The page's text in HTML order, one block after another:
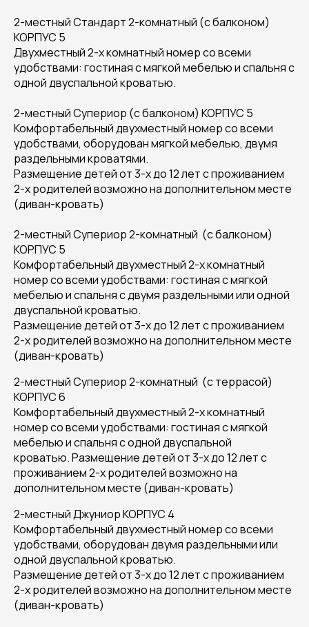
2-местный Стандарт 2-комнатный (с балконом)
КОРПУС 5
Двухместный 2-х комнатный номер со всеми
удобствами: гостиная с мягкой мебелью и спальня с
одной двуспальной кроватью.
2-местный Супериор (с балконом) КОРПУС 5
Комфортабельный двухместный номер со всеми
удобствами, оборудован мягкой мебелью, двумя
раздельными кроватями.
Размещение детей от 3-х до 12 лет с проживанием
2-х родителей возможно на дополнительном месте
(диван-кровать)
2-местный Супериор 2-комнатный (с балконом)
КОРПУС 5
Комфортабельный двухместный 2-х комнатный
номер со всеми удобствами: гостиная с мягкой
мебелью и спальня с двумя раздельными или одной
двуспальной кроватью.
Размещение детей от 3-х до 12 лет с проживанием
2-х родителей возможно на дополнительном месте
(диван-кровать)
2-местный Супериор 2-комнатный (с террасой)
КОРПУС 6
Комфортабельный двухместный 2-х комнатный
номер со всеми удобствами: гостиная с мягкой
мебелью и спальня c одной двуспальной
кроватью. Размещение детей от 3-х до 12 лет с
проживанием 2-х родителей возможно на
дополнительном месте (диван-кровать)
2-местный Джуниор КОРПУС 4
Комфортабельный двухместный номер со всеми
удобствами, оборудован двумя раздельными или
одной двуспальной кроватью.
Размещение детей от 3-х до 12 лет с проживанием
2-х родителей возможно на дополнительном месте
(диван-кровать)